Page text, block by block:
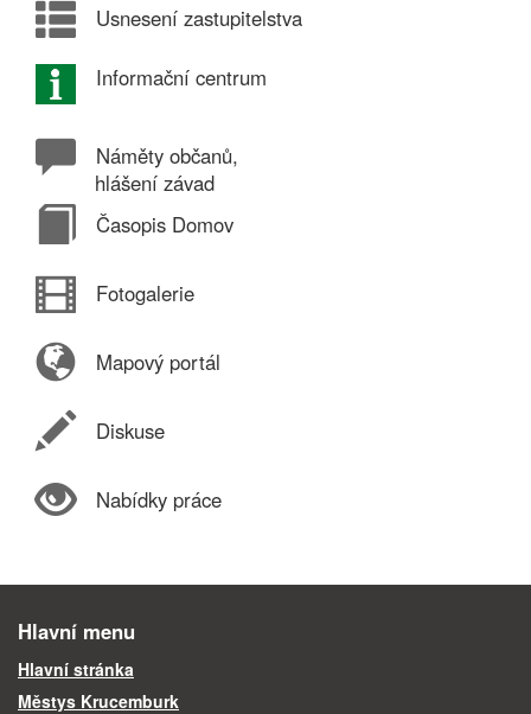
Usnesení zastupitelstva
Informační centrum
Náměty občanů,
hlášení závad
Časopis Domov
Fotogalerie
Mapový portál
Diskuse
Nabídky práce
Hlavní menu
Hlavní stránka
Městys Krucemburk